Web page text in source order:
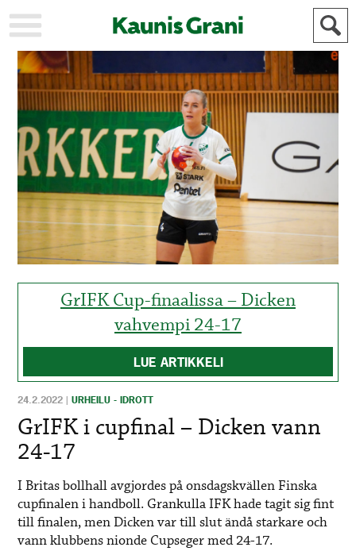
KAUPUNKI
STADEN
AJANKOHTAISTA
AKTUELLT
URHEILU
IDROTT
KULTTUURI
KULTUR
HISTORIA
HISTORIA
YLEINEN
ALLMÄN
MAINOSTAJILLE
FÖR
ANNONSÖRER
GrIFK Cup-finaalissa – Dicken
vahvempi 24-17
LUE ARTIKKELI
24.2.2022 |URHEILU - IDROTT
GrIFK i cupfinal – Dicken vann
24-17
I Britas bollhall avgjordes på onsdagskvällen Finska
cupfinalen i handboll. Grankulla IFK hade tagit sig fint
till finalen, men Dicken var till slut ändå starkare och
vann klubbens nionde Cupseger med 24-17.